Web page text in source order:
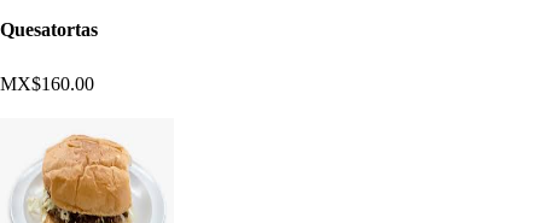
Quesatortas
MX$160.00